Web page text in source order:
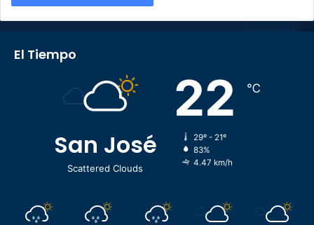
El Tiempo
San José
Scattered Clouds
22 ℃
29º - 21º
83%
4.47 km/h